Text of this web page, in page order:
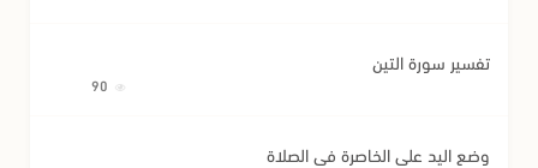
تفسير سورة التين
وضع اليد على الخاصرة في الصلاة